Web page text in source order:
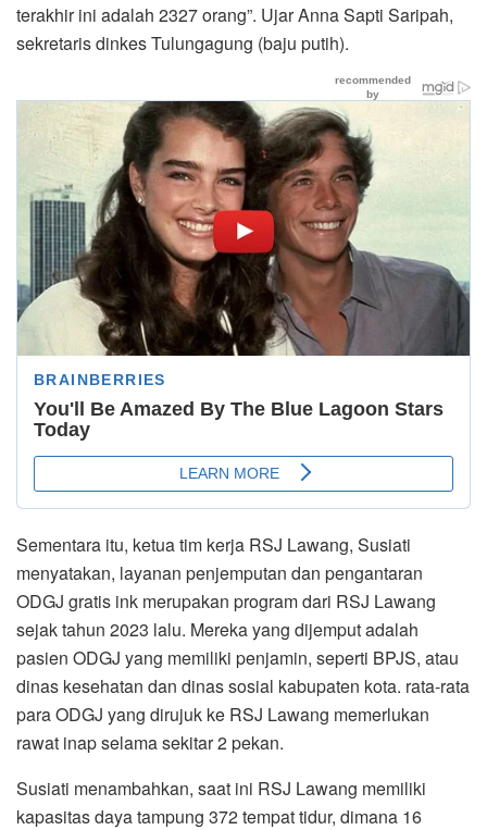
terakhir ini adalah 2327 orang”. Ujar Anna Sapti Saripah,
sekretaris dinkes Tulungagung (baju putih).
Sementara itu, ketua tim kerja RSJ Lawang, Susiati
menyatakan, layanan penjemputan dan pengantaran
ODGJ gratis ink merupakan program dari RSJ Lawang
sejak tahun 2023 lalu. Mereka yang dijemput adalah
pasien ODGJ yang memiliki penjamin, seperti BPJS, atau
dinas kesehatan dan dinas sosial kabupaten kota. rata-rata
para ODGJ yang dirujuk ke RSJ Lawang memerlukan
rawat inap selama sekitar 2 pekan.
Susiati menambahkan, saat ini RSJ Lawang memiliki
kapasitas daya tampung 372 tempat tidur, dimana 16